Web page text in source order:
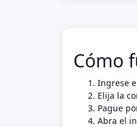
Cómo
Ingrese
Elija la
Pague
Abra el